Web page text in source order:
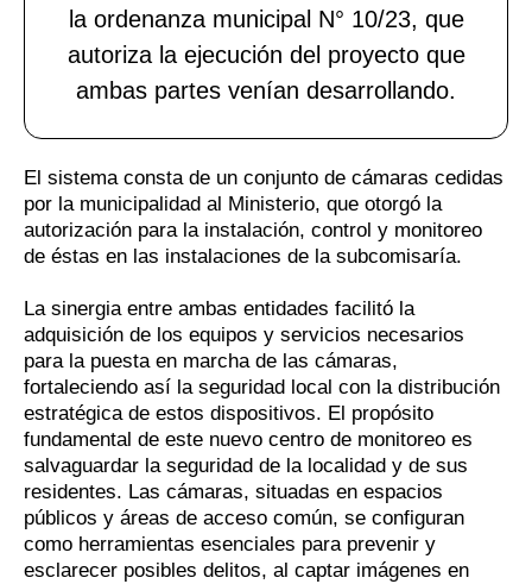
la ordenanza municipal N° 10/23, que
autoriza la ejecución del proyecto que
ambas partes venían desarrollando.
El sistema consta de un conjunto de cámaras cedidas
por la municipalidad al Ministerio, que otorgó la
autorización para la instalación, control y monitoreo
de éstas en las instalaciones de la subcomisaría.
La sinergia entre ambas entidades facilitó la
adquisición de los equipos y servicios necesarios
para la puesta en marcha de las cámaras,
fortaleciendo así la seguridad local con la distribución
estratégica de estos dispositivos. El propósito
fundamental de este nuevo centro de monitoreo es
salvaguardar la seguridad de la localidad y de sus
residentes. Las cámaras, situadas en espacios
públicos y áreas de acceso común, se configuran
como herramientas esenciales para prevenir y
esclarecer posibles delitos, al captar imágenes en